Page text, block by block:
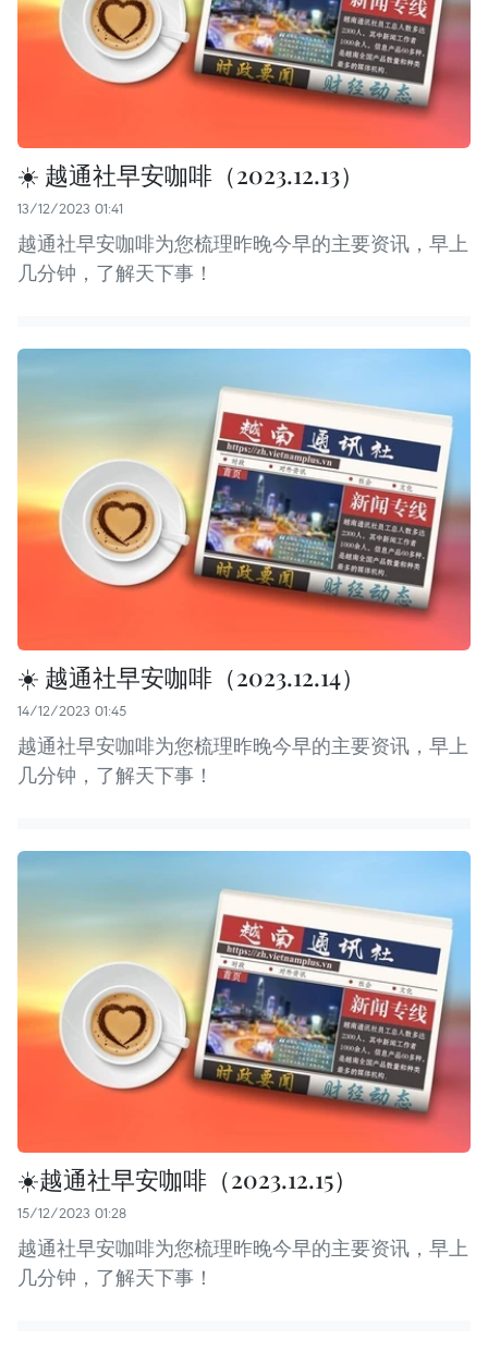
☀️ 越通社早安咖啡（2023.12.13）
13/12/2023 01:41
越通社早安咖啡为您梳理昨晚今早的主要资讯，早上
几分钟，了解天下事！
☀️ 越通社早安咖啡（2023.12.14）
14/12/2023 01:45
越通社早安咖啡为您梳理昨晚今早的主要资讯，早上
几分钟，了解天下事！
☀️越通社早安咖啡（2023.12.15）
15/12/2023 01:28
越通社早安咖啡为您梳理昨晚今早的主要资讯，早上
几分钟，了解天下事！